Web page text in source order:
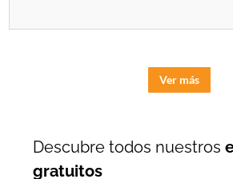
Ver más
Descubre todos nuestros
gratuitos